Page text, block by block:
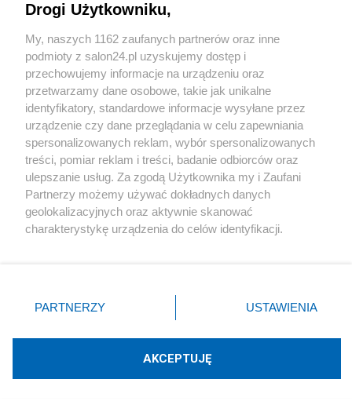
Sport
Społeczeństwo
Kultura
X Facebook Instagram Youtube
Technologię dostarcza:W3media.pl
Drogi Użytkowniku,
My, naszych 1162 zaufanych partnerów oraz inne
podmioty z salon24.pl uzyskujemy dostęp i
przechowujemy informacje na urządzeniu oraz
przetwarzamy dane osobowe, takie jak unikalne
identyfikatory, standardowe informacje wysyłane przez
urządzenie czy dane przeglądania w celu zapewniania
spersonalizowanych reklam, wybór spersonalizowanych
treści, pomiar reklam i treści, badanie odbiorców oraz
ulepszanie usług. Za zgodą Użytkownika my i Zaufani
Partnerzy możemy używać dokładnych danych
geolokalizacyjnych oraz aktywnie skanować
charakterystykę urządzenia do celów identyfikacji.
zmienić/wycofać klikając przycisk ustawień prywatności
znajdujący się w lewym dolnym rogu strony
rodzaje przetwarzania danych nie wymagają zgody
użytkownika, ale masz prawo sprzeciwić się takiemu
PARTNERZY USTAWIENIA
AKCEPTUJĘ